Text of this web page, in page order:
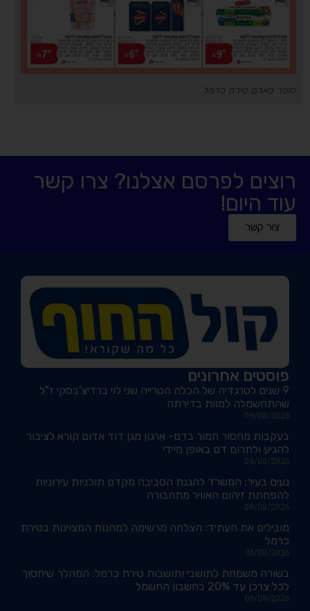
סופר פארם טירת כרמל
רוצים לפרסם אצלנו? צרו קשר
עוד היום!
צור קשר
פוסטים אחרונים
9 שנים לטרגדיה של הכלה הטרייה שני לוי ברדיצ'בסקי ז"ל
שהתחשמלה למוות בדירתה
09/08/2026
בעקבות מחסור חמור בדם- ארגון מגן דוד אדום קורא לציבור
להגיע ולתרום דם באופן מיידי
09/08/2026
נעים בעיר: המשרד להגנת הסביבה מקדם תוכניות עירוניות
להפחתת זיהום האוויר מתחבורה
08/08/2026
מובילים את העתיד: הצלחה מרשימה למחנות המצוינות בטירת
כרמל
06/08/2026
בשורה משמחת לתושבי ותושבות טירת כרמל: המהלך שיחסוך
לכל צרכן עד 20% בחשבון החשמל
06/08/2026